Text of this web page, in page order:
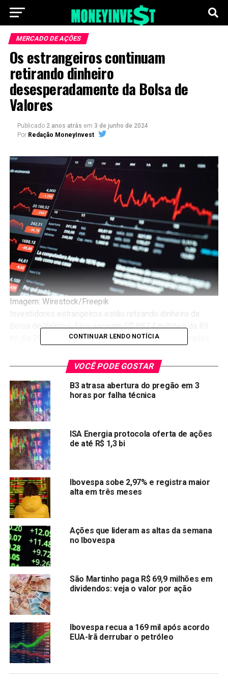
MERCADO DE AÇÕES
Os estrangeiros continuam
retirando dinheiro
desesperadamente da Bolsa de
Valores
Publicado 2 anos atrás em 3 de junho de 2024
Por Redação MoneyInvest
Imagem: Wirestock/Freepik
Investidores estrangeiros estão retirando dinheiro da
Bolsa de Valores. Eles sacaram R$ 887,4 milhões da B3
no dia 29 de maio, o que mostra que estão preocupados
Entre as maiores quedas do Ibovespa em maio estão as
ações:
Empresa
PETZ ON
PETZ3
YDUQS PART ON
SUZANO S.A. ON
SUZB3
-16,7%
LOJAS RENNER ON
LREN3
COGNA ON
3R PETROLEUM ON
RRRP3
-13,99%
PETRORIO ON
LOCALIZA ON
CARREFOUR BR ON
CRFB3 -11,19%
Alguns analistas acreditam que a atual política econômica
do governo Lula está equivocada, pois o foco tem sido
aumentar impostos sem reduzir despesas
promessa da equipe econômica de atingir um déficit zero
em 2024, muitos especialistas duvidam que essa meta
será alcançada. Eles argumentam que osaumentos de
CONTINUAR LENDO NOTÍCIA
VOCÊ PODE GOSTAR
B3 atrasa abertura do pregão em 3
horas por falha técnica
ISA Energia protocola oferta de ações
de até R$ 1,3 bi
Ibovespa sobe 2,97% e registra maior
alta em três meses
Ações que lideram as altas da semana
no Ibovespa
São Martinho paga R$ 69,9 milhões em
dividendos: veja o valor por ação
Ibovespa recua a 169 mil após acordo
EUA-Irã derrubar o petróleo